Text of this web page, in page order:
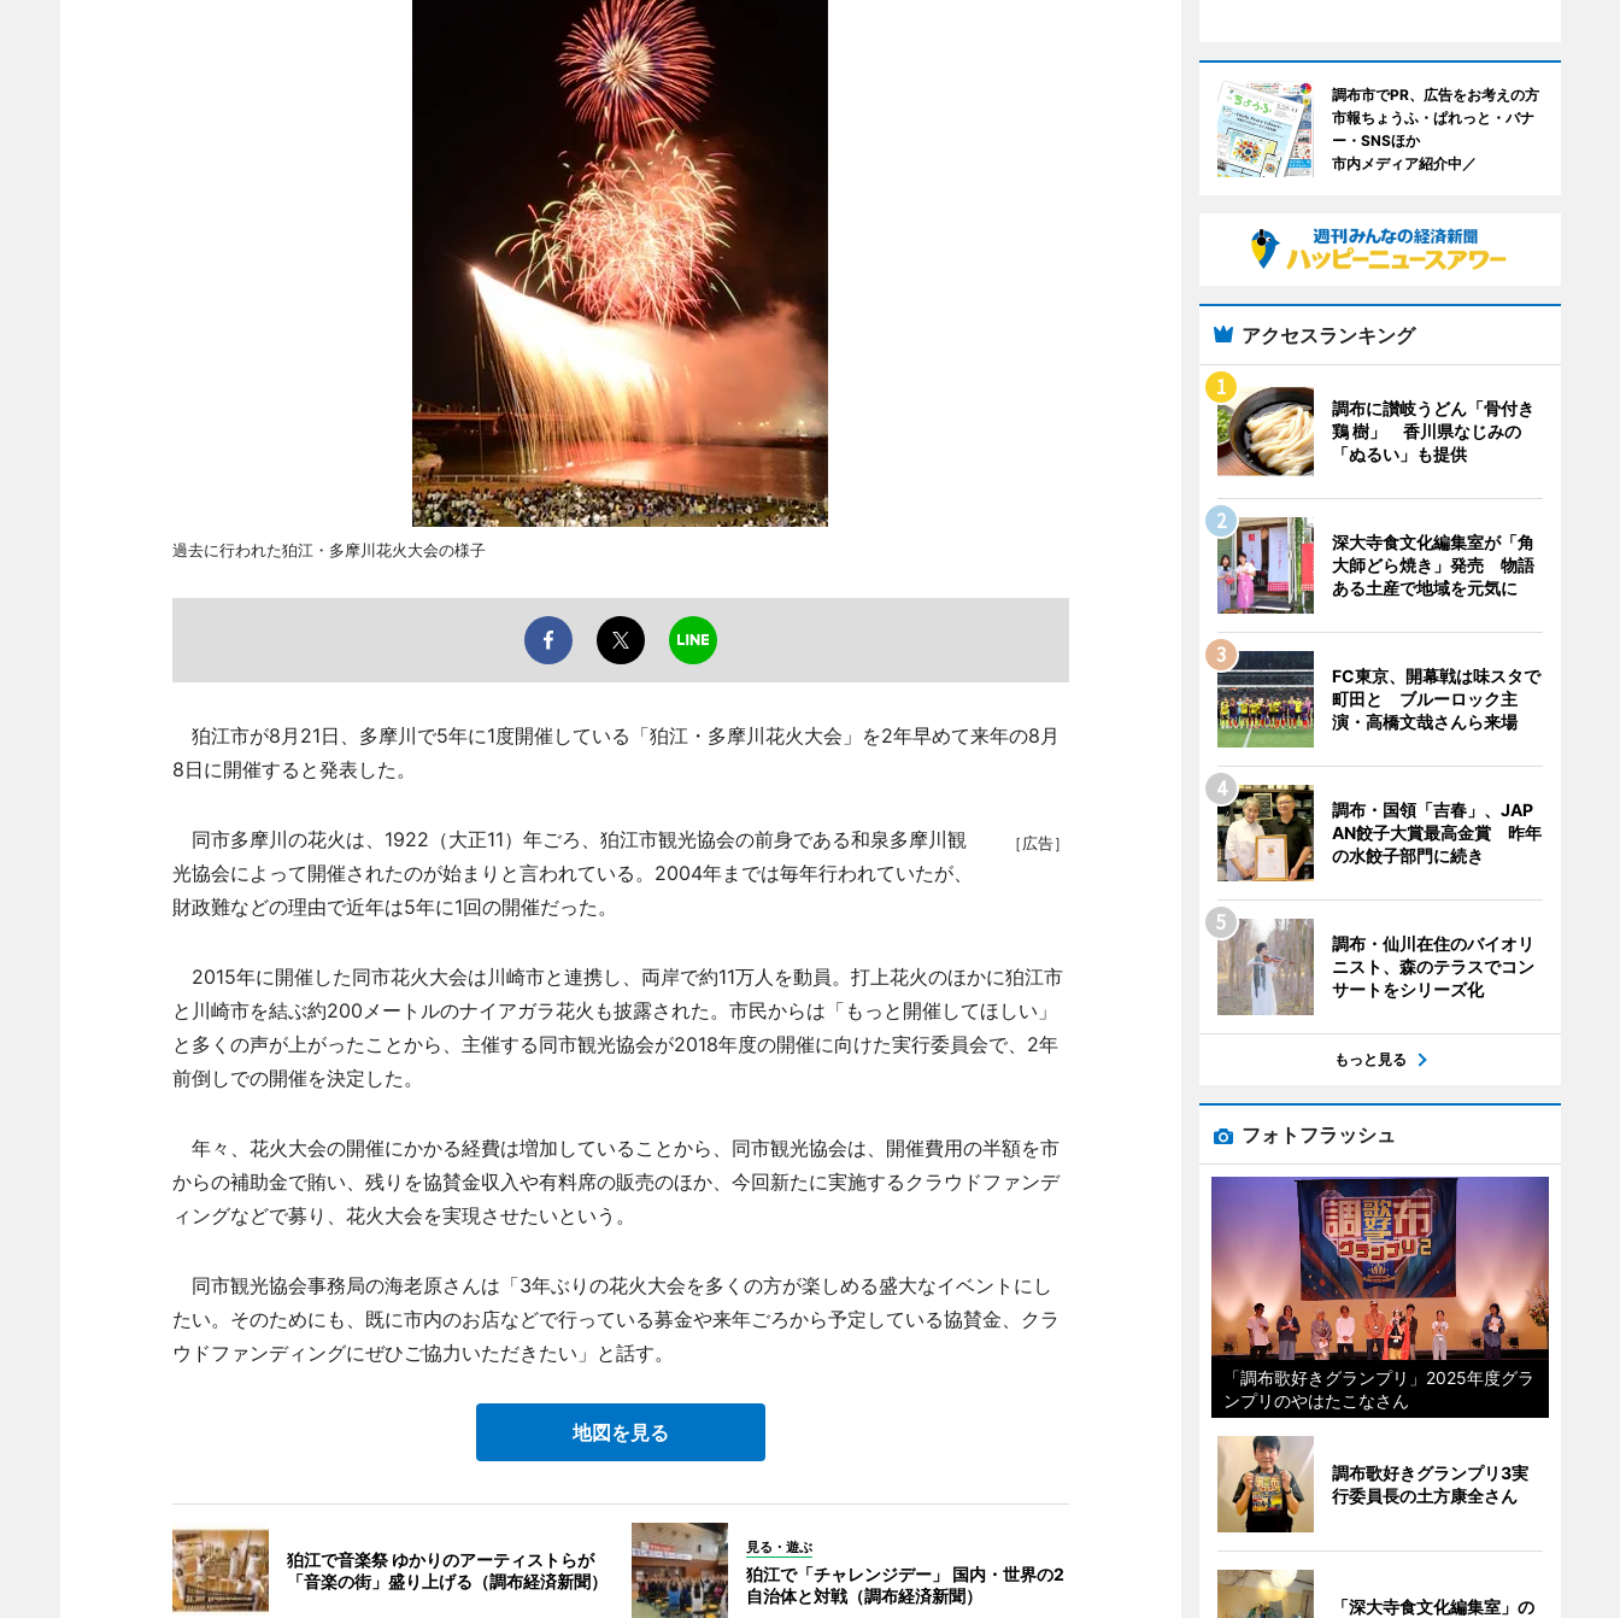
過去に行われた狛江・多摩川花火大会の様子
狛江市が8月21日、多摩川で5年に1度開催している「狛江・多摩川花火大会」を2年早めて来年の8月
8日に開催すると発表した。
［広告］
同市多摩川の花火は、1922（大正11）年ごろ、狛江市観光協会の前身である和泉多摩川観
光協会によって開催されたのが始まりと言われている。2004年までは毎年行われていたが、
財政難などの理由で近年は5年に1回の開催だった。
2015年に開催した同市花火大会は川崎市と連携し、両岸で約11万人を動員。打上花火のほかに狛江市
と川崎市を結ぶ約200メートルのナイアガラ花火も披露された。市民からは「もっと開催してほしい」
と多くの声が上がったことから、主催する同市観光協会が2018年度の開催に向けた実行委員会で、2年
前倒しでの開催を決定した。
年々、花火大会の開催にかかる経費は増加していることから、同市観光協会は、開催費用の半額を市
からの補助金で賄い、残りを協賛金収入や有料席の販売のほか、今回新たに実施するクラウドファンデ
ィングなどで募り、花火大会を実現させたいという。
同市観光協会事務局の海老原さんは「3年ぶりの花火大会を多くの方が楽しめる盛大なイベントにし
たい。そのためにも、既に市内のお店などで行っている募金や来年ごろから予定している協賛金、クラ
ウドファンディングにぜひご協力いただきたい」と話す。
地図を見る
狛江で音楽祭 ゆかりのアーティストらが
「音楽の街」盛り上げる（調布経済新聞）
見る・遊ぶ
狛江で「チャレンジデー」 国内・世界の2
自治体と対戦（調布経済新聞）
調布市でPR、広告をお考えの方
市報ちょうふ・ぱれっと・バナ
ー・SNSほか
市内メディア紹介中／
アクセスランキング
調布に讃岐うどん「骨付き
鶏 樹」 香川県なじみの
「ぬるい」も提供
深大寺食文化編集室が「角
大師どら焼き」発売 物語
ある土産で地域を元気に
FC東京、開幕戦は味スタで
町田と ブルーロック主
演・高橋文哉さんら来場
調布・国領「吉春」、JAP
AN餃子大賞最高金賞 昨年
の水餃子部門に続き
調布・仙川在住のバイオリ
ニスト、森のテラスでコン
サートをシリーズ化
もっと見る
フォトフラッシュ
「調布歌好きグランプリ」2025年度グラ
ンプリのやはたこなさん
調布歌好きグランプリ3実
行委員長の土方康全さん
「深大寺食文化編集室」の